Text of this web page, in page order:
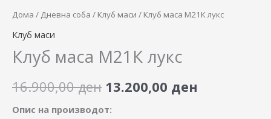
Дома / Дневна соба / Клуб маси / Клуб маса М21К лукс
Клуб маси
Клуб маса М21К лукс
16.900,00ден 13.200,00 ден
Опис на производот: